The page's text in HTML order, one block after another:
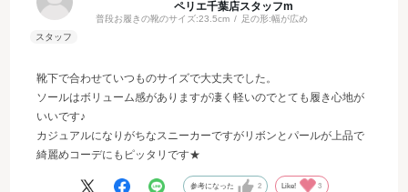
ペリエ千葉店スタッフm
普段お履きの靴のサイズ:23.5cm 足の形:幅が広め
靴下で合わせていつものサイズで大丈夫でした。
ソールはボリューム感がありますが凄く軽いのでとても履き心地が
いいです♪
カジュアルになりがちなスニーカーですがリボンとパールが上品で
綺麗めコーデにもピッタリです★
参考になった 2 Like! 3